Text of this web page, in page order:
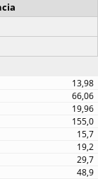
13,98
66,06
19,96
155,0
15,7
19,2
29,7
48,9